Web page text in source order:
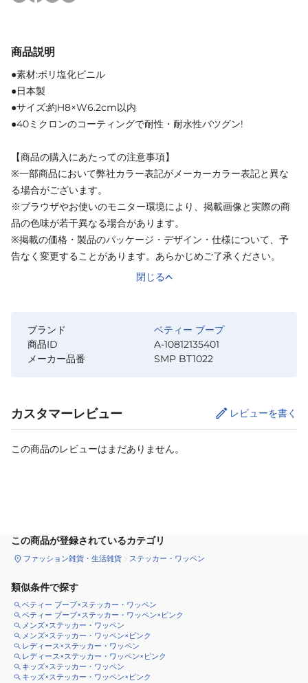
商品説明
●素材:ポリ塩化ビニル
●日本製
●サイズ:約H8×W6.2cm以内
●40ミクロンのコーティングで耐性・耐水性バツグン!
【商品の購入にあたっての注意事項】
※一部商品において弊社カラー表記がメーカーカラー表記と異な
る場合がございます。
※ブラウザやお使いのモニター環境により、掲載画像と実際の商
品の色味が若干異なる場合があります。
※掲載の価格・製品のパッケージ・デザイン・仕様について、予
告なく変更することがあります。あらかじめご了承ください。
閉じる
ブランド
ベティー ブープ
商品ID
A-10812135401
メーカー品番
SMP BT1022
カスタマーレビュー レビューを書く
この商品のレビューはまだありません。
この商品が登録されているカテゴリ
ファッション雑貨・生活雑貨 ステッカー・ワッペン
類似条件で探す
ベティー ブープ×ステッカー・ワッペン
ベティー ブープ×ステッカー・ワッペン×ピンク
メンズ×ステッカー・ワッペン
メンズ×ステッカー・ワッペン×ピンク
レディース×ステッカー・ワッペン
レディース×ステッカー・ワッペン×ピンク
キッズ×ステッカー・ワッペン
キッズ×ステッカー・ワッペン×ピンク